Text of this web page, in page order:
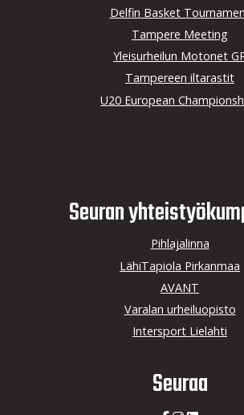
Delfin Basket
Tampere Meeting
Yleisurheilun Motonet
Tampereen iltarastit
U20 European
Seuran
Pihlajalinna
LähiTapiola Pirkanmaa
AVANT
Varalan urheiluopisto
Intersport Lielahti
Seuraa